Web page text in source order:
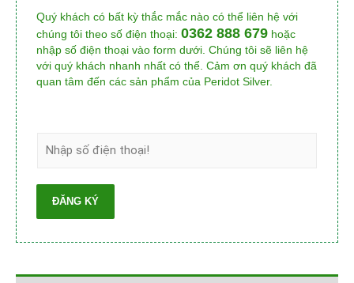
Quý khách có bất kỳ thắc mắc nào có thể liên hệ với
chúng tôi theo số điện thoại: 0362 888 679 hoặc
nhập số điện thoại vào form dưới. Chúng tôi sẽ liên hệ
với quý khách nhanh nhất có thể. Cảm ơn quý khách đã
quan tâm đến các sản phẩm của Peridot Silver.
ĐĂNG KÝ